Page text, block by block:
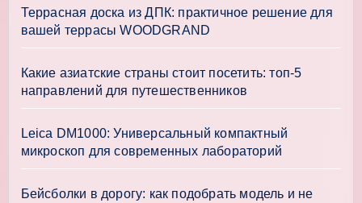
Террасная доска из ДПК: практичное решение для
вашей террасы WOODGRAND
Какие азиатские страны стоит посетить: топ-5
направлений для путешественников
Leica DM1000: Универсальный компактный
микроскоп для современных лабораторий
Бейсболки в дорогу: как подобрать модель и не